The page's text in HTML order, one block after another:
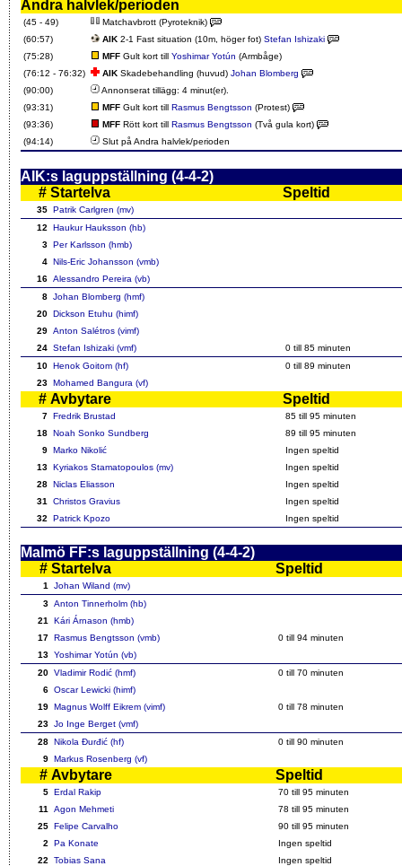
Andra halvlek/perioden
(45 - 49)
Matchavbrott (Pyroteknik)
(60:57)
AIK 2-1 Fast situation (10m, höger fot) Stefan Ishizaki
(75:28)
MFF Gult kort till Yoshimar Yotún (Armbåge)
(76:12 - 76:32)
AIK Skadebehandling (huvud) Johan Blomberg
(90:00)
Annonserat tillägg: 4 minut(er).
(93:31)
MFF Gult kort till Rasmus Bengtsson (Protest)
(93:36)
MFF Rött kort till Rasmus Bengtsson (Två gula kort)
(94:14)
Slut på Andra halvlek/perioden
AIK:s laguppställning (4-4-2)
# Startelva Speltid
35 Patrik Carlgren (mv)
12
Haukur Hauksson (hb)
3 Per Karlsson (hmb)
4 Nils-Eric Johansson (vmb)
16 Alessandro Pereira (vb)
8 Johan Blomberg (hmf)
20 Dickson Etuhu (himf)
29 Anton Salétros (vimf)
24 Stefan Ishizaki (vmf) 0 till 85 minuten
10 Henok Goitom (hf) 0 till 89 minuten
23 Mohamed Bangura (vf)
# Avbytare Speltid
7 Fredrik Brustad 85 till 95 minuten
18 Noah Sonko Sundberg 89 till 95 minuten
9 Marko Nikolić
Ingen speltid
13 Kyriakos Stamatopoulos (mv)
Ingen speltid
28 Niclas Eliasson
Ingen speltid
31
Christos Gravius
Ingen speltid
32
Patrick Kpozo Ingen speltid
Malmö FF:s laguppställning (4-4-2)
# Startelva Speltid
1
Johan Wiland (mv)
3 Anton Tinnerholm (hb)
21
Kári Árnason (hmb)
17 Rasmus Bengtsson (vmb) 0 till 94 minuten
13 Yoshimar Yotún (vb)
20 Vladimir Rodić (hmf) 0 till 70 minuten
6 Oscar Lewicki (himf)
19 Magnus Wolff Eikrem (vimf) 0 till 78 minuten
23 Jo Inge Berget (vmf)
28 Nikola Đurđić (hf) 0 till 90 minuten
9 Markus Rosenberg (vf)
# Avbytare Speltid
5 Erdal Rakip 70 till 95 minuten
11
Agon Mehmeti 78 till 95 minuten
25 Felipe Carvalho 90 till 95 minuten
2
Pa Konate
Ingen speltid
22
Tobias Sana
Ingen speltid